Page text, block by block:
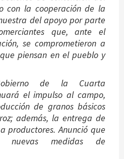
con la cooperación de la
del apoyo por parte
que, ante el
se comprometieron a
piensan en el pueblo y
de la Cuarta
el impulso al campo,
de granos básicos
además, la entrega de
productores. Anunció que
medidas de